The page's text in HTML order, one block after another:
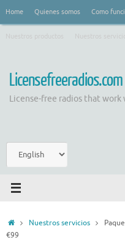
Home Quienes somos Como
Licensefreeradios.com
License-free radios that work
InicioNuestros servicios
€99